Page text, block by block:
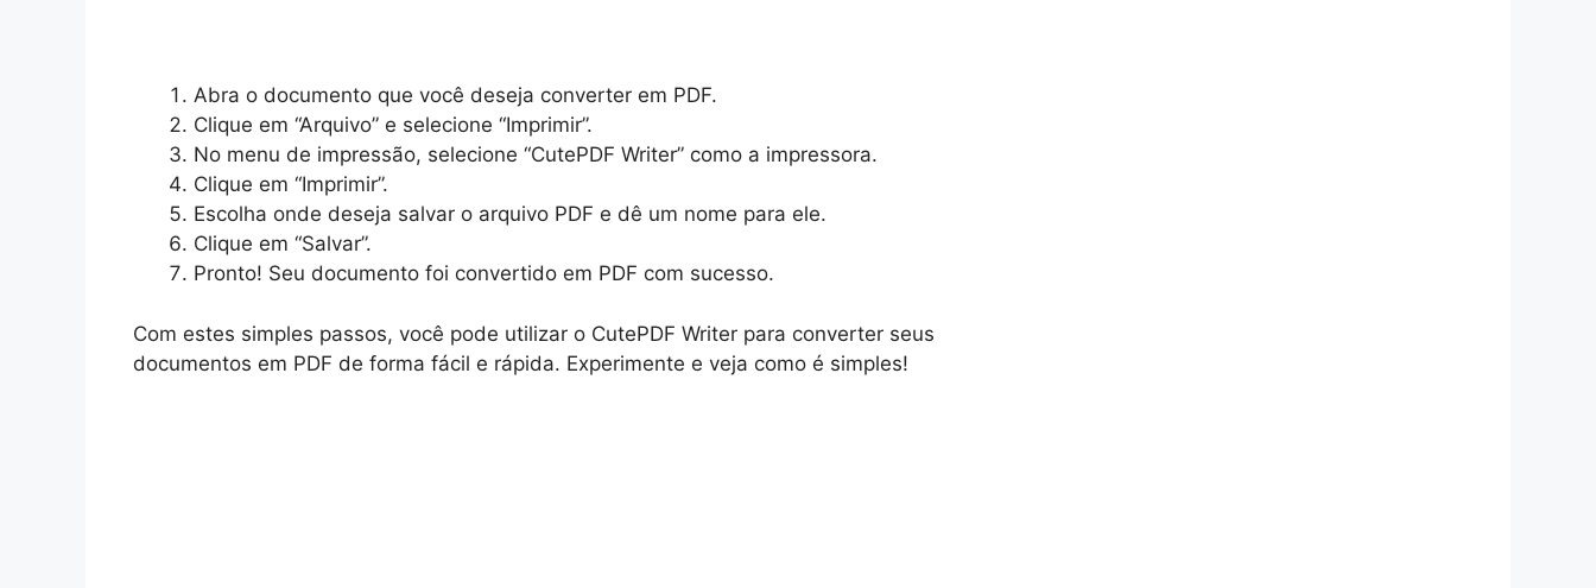
Abra o documento que você deseja converter em PDF.
Clique em “Arquivo” e selecione “Imprimir”.
No menu de impressão, selecione “CutePDF Writer” como a impressora.
Clique em “Imprimir”.
Escolha onde deseja salvar o arquivo PDF e dê um nome para ele.
Clique em “Salvar”.
Pronto! Seu documento foi convertido em PDF com sucesso.
Com estes simples passos, você pode utilizar o CutePDF Writer para converter seus
documentos em PDF de forma fácil e rápida. Experimente e veja como é simples!